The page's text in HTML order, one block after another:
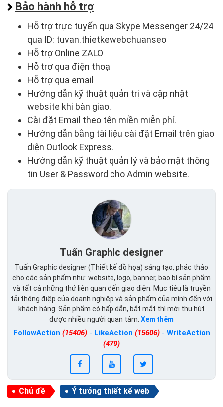
Bảo hành hỗ trợ
Hỗ trợ trực tuyến qua Skype Messenger 24/24
qua ID: tuvan.thietkewebchuanseo
Hỗ trợ Online ZALO
Hỗ trợ qua điện thoại
Hỗ trợ qua email
Hướng dẫn kỹ thuật quản trị và cập nhật
website khi bàn giao.
Cài đặt Email theo tên miền miễn phí.
Hướng dẫn bằng tài liệu cài đặt Email trên giao
diện Outlook Express.
Hướng dẫn kỹ thuật quản lý và bảo mật thông
tin User & Password cho Admin website.
Tuấn Graphic designer
Tuấn Graphic designer (Thiết kế đồ họa) sáng tạo, phác thảo
cho các sản phẩm như: website, logo, banner, bao bì sản phẩm
và tất cả những thứ liên quan đến giao diện. Mục tiêu là truyền
tải thông điệp của doanh nghiệp và sản phẩm của mình đến với
khách hàng. Sản phẩm có hấp dẫn, bắt mắt thì mới thu hút
được nhiều người quan tâm. Xem thêm
FollowAction (15406)- LikeAction (15606)- WriteAction
(479)
Chủ đề Ý tưởng thiết kế web